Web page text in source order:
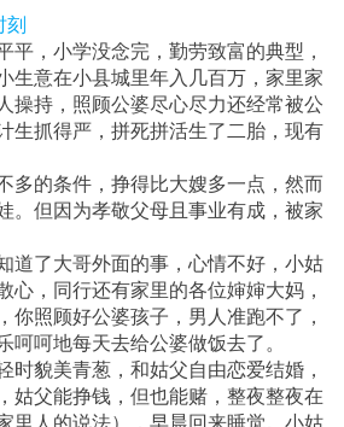
行还有家里的各位婶婶大妈，大家纷纷
照顾好公婆孩子，男人准跑不了，大嫂
乐呵呵地每天去给公婆做饭去了。 说回
轻时貌美青葱，和姑父自由恋爱结婚，
般配，姑父能挣钱，但也能赌，整夜整
赌（这是家里人的说法），早晨回来睡
闹也闹过，三十年婚姻也慢慢死心了，
，照顾好家里上上下下，打点好姑父和
公司，一心向佛，偶尔深夜发个朋友
小时删掉，白天依旧维持着岁月静好的
机偷偷拍下
摆弄念珠的手，心里默默感慨网上关于
的说法，她们的生活只有生男孩和拜
到笑说我从小就傻傻的（经常质疑家乡
祭祀、打麻将各种风俗），乍一听有点
许我小时候是真的不懂为什么要拜佛，
似乎也刻意保持着那份疏离和不融入，
对故土，似乎也是一种自我保护，不去
乡土文化，即使现在别人问起我的老
刻
平，小学没念完，勤劳致富的典型，
生意在小县城里年入几百万，家里家
操持，照顾公婆尽心尽力还经常被公
生抓得严，拼死拼活生了二胎，现有
多的条件，挣得比大嫂多一点，然而
。但因为孝敬父母且事业有成，被家
道了大哥外面的事，心情不好，小姑
心，同行还有家里的各位婶婶大妈，
你照顾好公婆孩子，男人准跑不了，
呵呵地每天去给公婆做饭去了。
时貌美青葱，和姑父自由恋爱结婚，
姑父能挣钱，但也能赌，整夜整夜在
里人的说法），早晨回来睡觉。小姑